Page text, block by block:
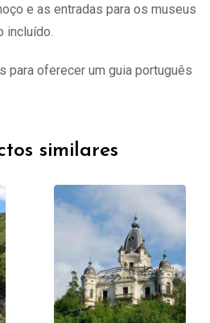
e as entradas para os museus
incluído.
para oferecer um guia português
similares